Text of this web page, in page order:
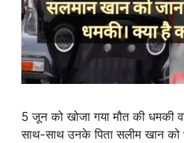
5 जून को खोजा गया मौत की धमकी
साथ-साथ उनके पिता सलीम खान को